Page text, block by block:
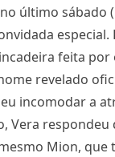
último sábado
especial.
feita
revelado
incomodar a
Vera respondeu
Mion,